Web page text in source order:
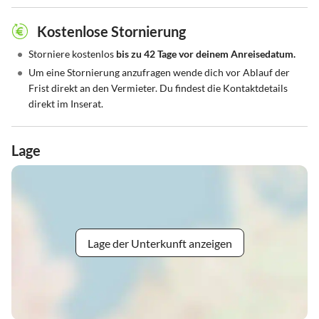
Kostenlose Stornierung
• Storniere kostenlos bis zu 42 Tage vor deinem Anreisedatum.
• Um eine Stornierung anzufragen wende dich vor Ablauf der
Frist direkt an den Vermieter. Du findest die Kontaktdetails
direkt im Inserat.
Lage
Lage der Unterkunft anzeigen